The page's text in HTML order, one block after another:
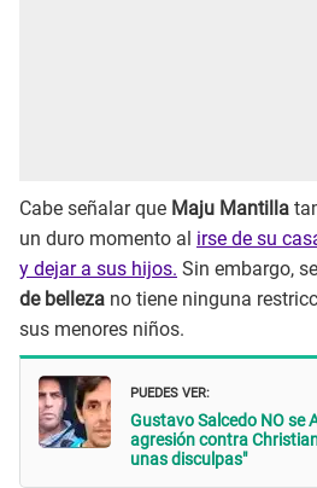
Cabe señalar que Maju Mantilla
un duro momento al irse de su
y dejar a sus hijos. Sin embargo,
de belleza no tiene ninguna
sus menores niños.
PUEDES VER:
Gustavo Salcedo NO se
agresión contra
unas disculpas"